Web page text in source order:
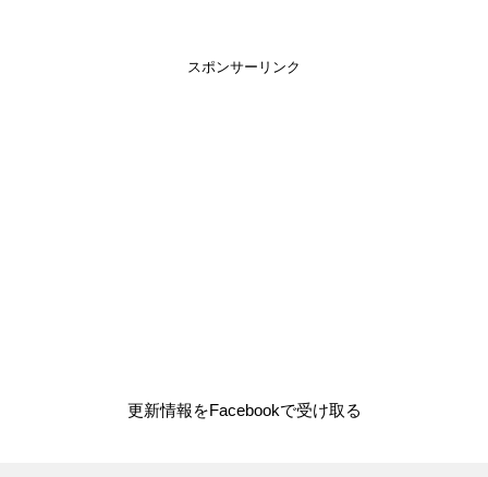
スポンサーリンク
更新情報をFacebookで受け取る